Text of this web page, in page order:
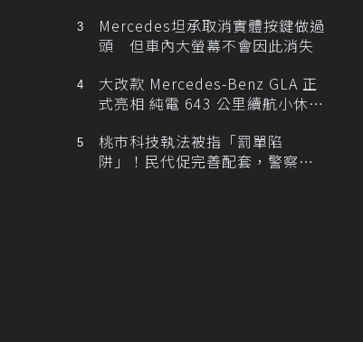
Mercedes坦承取消實體按鍵做過
頭 但車內大螢幕不會因此消失
大改款 Mercedes-Benz GLA 正
式亮相 純電 643 公里續航小休
桃市科技執法被指「罰單陷
阱」！民代促完善配套，警察局